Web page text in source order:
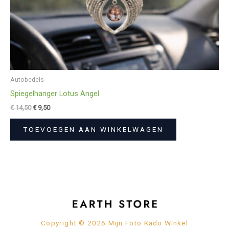
Autobedels
Spiegelhanger Lotus Angel
€14,50 €9,50
TOEVOEGEN AAN WINKELWAGEN
Copyright © 2026 Mijn Foto Kado Winkel